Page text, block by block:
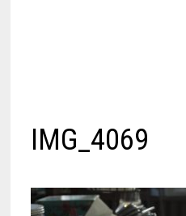
IMG_4069